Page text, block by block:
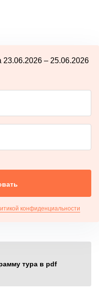
23.06.2026 – 25.06.2026
конфиденциальности
тура в pdf